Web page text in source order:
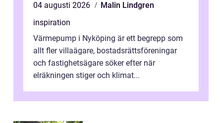
04 augusti 2026
Malin Lindgren
inspiration
Värmepump i Nyköping är ett begrepp som
allt fler villaägare, bostadsrättsföreningar
och fastighetsägare söker efter när
elräkningen stiger och klimat...